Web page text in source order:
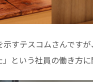
すテスコムさんです
という社員の働き方